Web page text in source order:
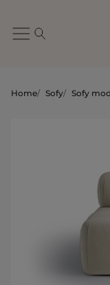
Home/ Sofy/ Sofy